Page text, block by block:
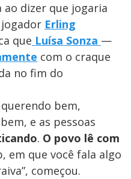
dizer que jogaria
jogador Erling
que Luísa Sonza —
com o craque
no fim do
bem,
e as pessoas
. O povo lê com
em que você fala algo
começou.